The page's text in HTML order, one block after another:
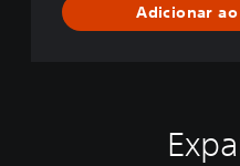
Adicionar